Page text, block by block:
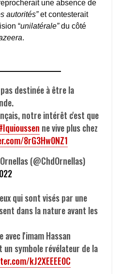
une absence de
autorités”et contesterait
“unilatérale”du côté
.
destinée à être la
notre intérêt c'est que
ne vive plus chez
8rG3Hw0NZ1
(@ChdOrnellas)
qui sont visés par une
dans la nature avant les
avec l'imam Hassan
un symbole révélateur de la
kJ2XEEEE0C